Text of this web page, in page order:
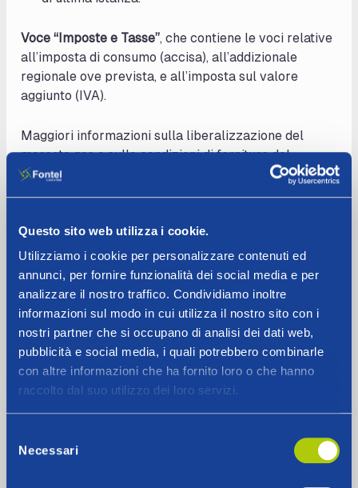
Questo sito web utilizza i cookie.
Utilizziamo i cookie per personalizzare contenuti ed
annunci, per fornire funzionalità dei social media e per
analizzare il nostro traffico. Condividiamo inoltre
informazioni sul modo in cui utilizza il nostro sito con i
nostri partner che si occupano di analisi dei dati web,
pubblicità e social media, i quali potrebbero combinarle
con altre informazioni che ha fornito loro o che hanno
raccolto dal suo utilizzo dei loro servizi.
delNecessari
Voce “Imposte e Tasse”, che contiene le voci relative
all’imposta di consumo (accisa), all’addizionale
regionale ove prevista, e all’imposta sul valore
aggiunto (IVA).
Maggiori informazioni sulla liberalizzazione del
mercato gas e sulle condizioni di fornitura del
Servizio di Tutela della Vulnerabilità definite e
800.166.654 dello Sportello per il consumatore
Energia e Ambiente.
Clienti vulnerabili Energia Elettrica
A partire dal1° luglio 2024 , ai sensi del D.lgs. 8
novembre 2021, n. 210, articolo 11, e della
disponibile esclusivamente per i clienti domestici
vulnerabili. I clienti domestici non vulnerabili che non